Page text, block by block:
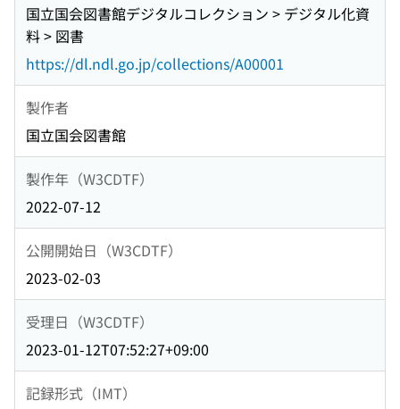
国立国会図書館デジタルコレクション > デジタル化資
料 > 図書
https://dl.ndl.go.jp/collections/A00001
製作者
国立国会図書館
製作年（W3CDTF）
2022-07-12
公開開始日（W3CDTF）
2023-02-03
受理日（W3CDTF）
2023-01-12T07:52:27+09:00
記録形式（IMT）